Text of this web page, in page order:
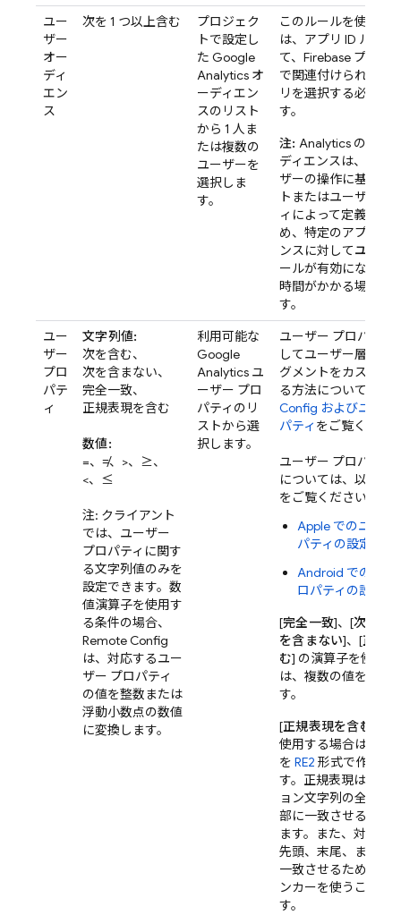
ユー
ザー
オー
ディ
エン
ス
次を 1 つ以上含む
プロジェク
トで設定し
た Google
Analytics オ
ーディエン
スのリスト
から 1 人ま
たは複数の
ユーザーを
選択しま
す。
このルールを使用す
は、アプリ ID ルール
て、Firebase プロジ
で関連付けられてい
リを選択する必要が
す。
注: Analyticsの多く
ディエンスは、アプ
ザーの操作に基づく
トまたはユーザー プ
ィによって定義され
め、特定のアプリ イ
ンスに対してユーザ
ールが有効になるま
時間がかかる場合が
す。
ユー
ザー
プロ
パテ
ィ
文字列値:
次を含む、
次を含まない、
完全一致、
正規表現を含む
数値:
=、≠、>、≥、
<、≤
注: クライアント
では、ユーザー
プロパティに関す
る文字列値のみを
設定できます。数
値演算子を使用す
る条件の場合、
Remote Config
は、対応するユー
ザー プロパティ
の値を整数または
浮動小数点の数値
に変換します。
利用可能な
Google
Analytics ユ
ーザー プロ
パティのリ
ストから選
択します。
ユーザー プロパティ
してユーザー層の特
グメントをカスタマ
る方法については、
Config およびユーザ
パティ をご覧くださ
ユーザー プロパティ
については、以下の
をご覧ください。
Apple でのユーザ
パティの設定
Android でのユー
ロパティの設定
[完全一致]、[次を含
を含まない]、[正規
む] の演算子を使用
は、複数の値を選択
す。
[正規表現を含む
使用する場合は、正
を RE2 形式で作成で
す。正規表現は対象
ョン文字列の全部ま
部に一致させること
ます。また、対象文
先頭、末尾、または
一致させるために
ンカーを使うことも
す。